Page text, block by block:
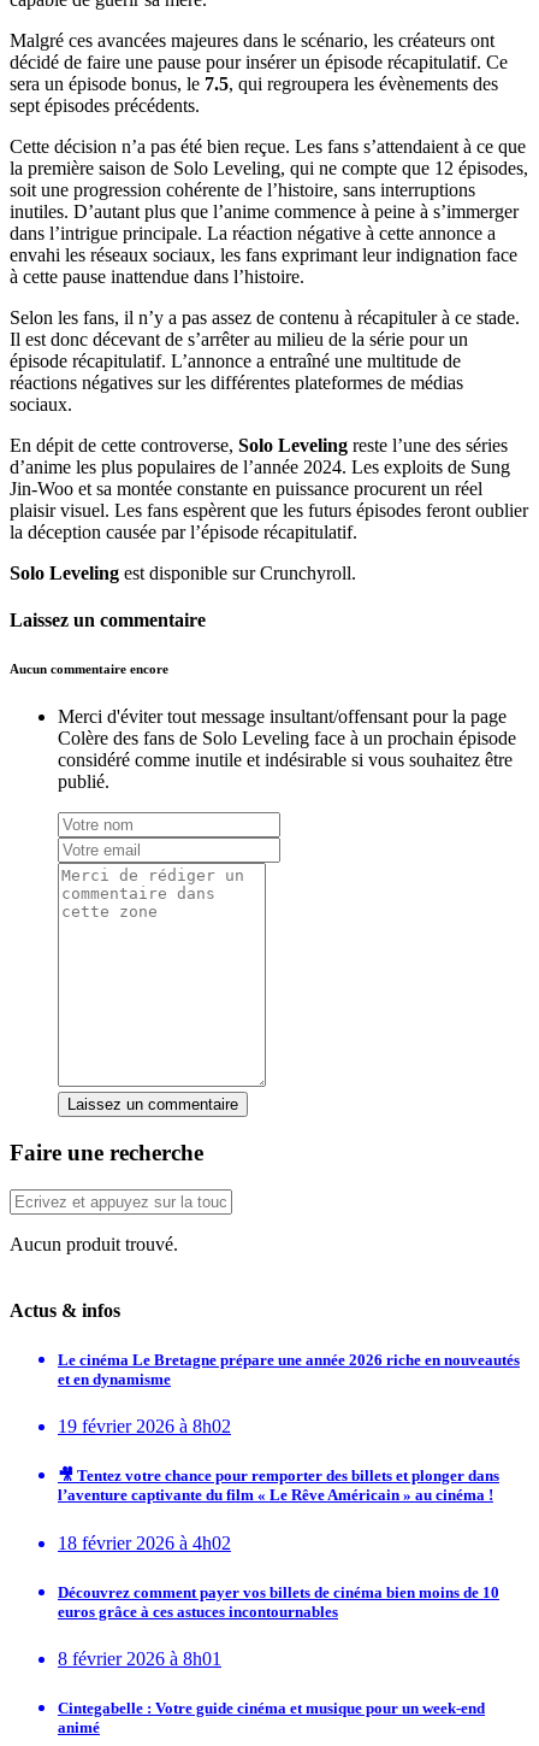
Malgré ces avancées majeures dans le scénario, les créateurs ont
décidé de faire une pause pour insérer un épisode récapitulatif. Ce
sera un épisode bonus, le 7.5, qui regroupera les évènements des
sept épisodes précédents.
Cette décision n’a pas été bien reçue. Les fans s’attendaient à ce que
la première saison de Solo Leveling, qui ne compte que 12 épisodes,
soit une progression cohérente de l’histoire, sans interruptions
inutiles. D’autant plus que l’anime commence à peine à s’immerger
dans l’intrigue principale. La réaction négative à cette annonce a
envahi les réseaux sociaux, les fans exprimant leur indignation face
à cette pause inattendue dans l’histoire.
Selon les fans, il n’y a pas assez de contenu à récapituler à ce stade.
Il est donc décevant de s’arrêter au milieu de la série pour un
épisode récapitulatif. L’annonce a entraîné une multitude de
réactions négatives sur les différentes plateformes de médias
sociaux.
En dépit de cette controverse, Solo Leveling reste l’une des séries
d’anime les plus populaires de l’année 2024. Les exploits de Sung
Jin-Woo et sa montée constante en puissance procurent un réel
plaisir visuel. Les fans espèrent que les futurs épisodes feront oublier
la déception causée par l’épisode récapitulatif.
Solo Leveling est disponible sur Crunchyroll.
Laissez un commentaire
Aucun commentaire encore
Merci d'éviter tout message insultant/offensant pour la page
Colère des fans de Solo Leveling face à un prochain épisode
considéré comme inutile et indésirable si vous souhaitez être
publié.
Laissez un commentaire
Faire une recherche
Aucun produit trouvé.
Actus & infos
Le cinéma Le Bretagne prépare une année 2026 riche en nouveautés
et en dynamisme
19 février 2026 à 8h02
🎥 Tentez votre chance pour remporter des billets et plonger dans
l’aventure captivante du film « Le Rêve Américain » au cinéma !
18 février 2026 à 4h02
Découvrez comment payer vos billets de cinéma bien moins de 10
euros grâce à ces astuces incontournables
8 février 2026 à 8h01
Cintegabelle : Votre guide cinéma et musique pour un week-end
animé